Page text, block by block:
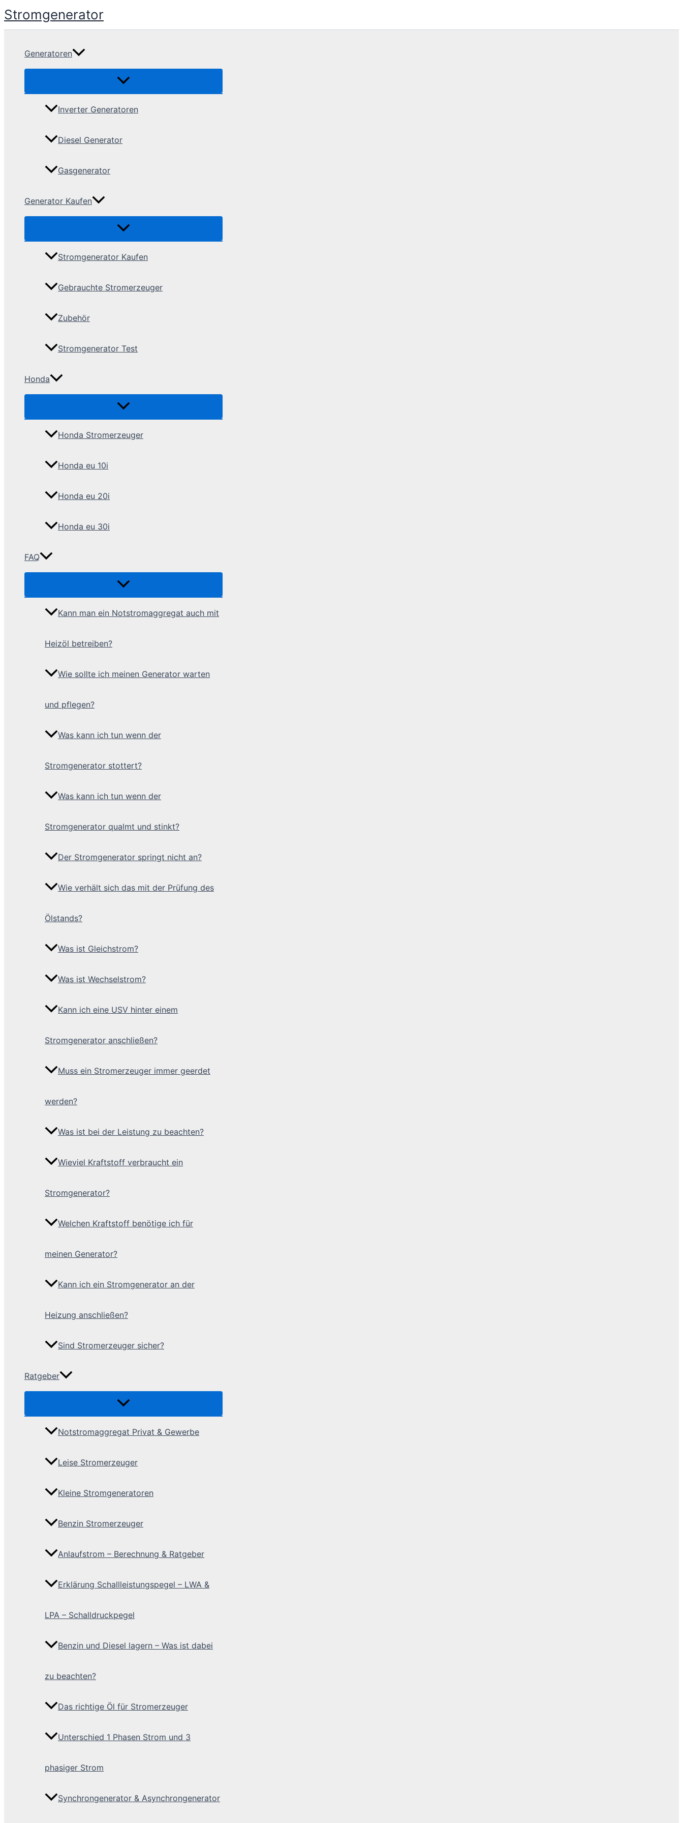
Skip
to
Stromgenerator
Generatoren
Inverter Generatoren
Diesel Generator
Gasgenerator
Generator Kaufen
Stromgenerator Kaufen
Gebrauchte Stromerzeuger
Zubehör
Stromgenerator Test
Honda
Honda Stromerzeuger
Honda eu 10i
Honda eu 20i
Honda eu 30i
FAQ
Kann man ein Notstromaggregat auch mit
Heizöl betreiben?
Wie sollte ich meinen Generator warten
und pflegen?
Was kann ich tun wenn der
Stromgenerator stottert?
Was kann ich tun wenn der
Stromgenerator qualmt und stinkt?
Der Stromgenerator springt nicht an?
Wie verhält sich das mit der Prüfung des
Ölstands?
Was ist Gleichstrom?
Was ist Wechselstrom?
Kann ich eine USV hinter einem
Stromgenerator anschließen?
Muss ein Stromerzeuger immer geerdet
werden?
Was ist bei der Leistung zu beachten?
Wieviel Kraftstoff verbraucht ein
Stromgenerator?
Welchen Kraftstoff benötige ich für
meinen Generator?
Kann ich ein Stromgenerator an der
Heizung anschließen?
Sind Stromerzeuger sicher?
Ratgeber
Notstromaggregat Privat & Gewerbe
Leise Stromerzeuger
Kleine Stromgeneratoren
Benzin Stromerzeuger
Anlaufstrom – Berechnung & Ratgeber
Erklärung Schallleistungspegel – LWA &
LPA – Schalldruckpegel
Benzin und Diesel lagern – Was ist dabei
zu beachten?
Das richtige Öl für Stromerzeuger
Unterschied 1 Phasen Strom und 3
phasiger Strom
Synchrongenerator & Asynchrongenerator